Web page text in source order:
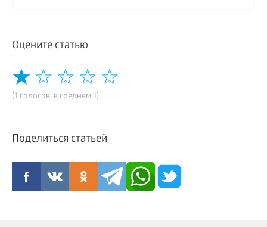
Оцените статью
(1 голосов, в среднем 1)
Поделиться статьей